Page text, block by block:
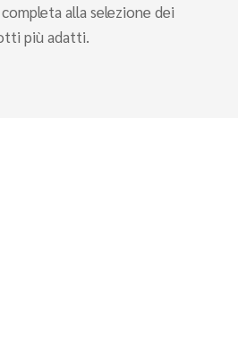
alla selezione dei
più adatti.